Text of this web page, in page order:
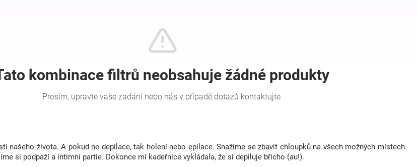
našeho života. A pokud ne depilace, tak holení nebo epilace. Snažíme se zbavit chloupků na všech možných místech.
si podpaží a intimní partie. Dokonce mi kadeřnice vykládala, že si depiluje břicho (au!).